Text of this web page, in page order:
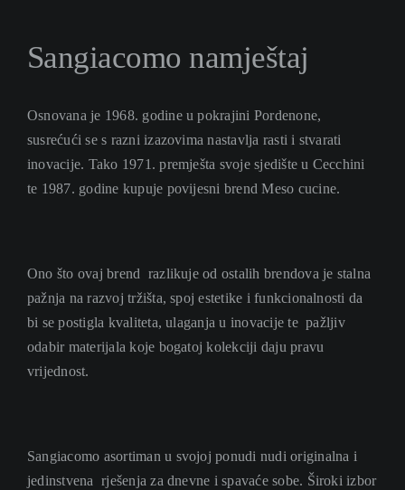
Sangiacomo namještaj
Osnovana je 1968. godine u pokrajini Pordenone,
susrećući se s razni izazovima nastavlja rasti i stvarati
inovacije. Tako 1971. premješta svoje sjedište u Cecchini
te 1987. godine kupuje povijesni brend Meso cucine.
Ono što ovaj brend razlikuje od ostalih brendova je stalna
pažnja na razvoj tržišta, spoj estetike i funkcionalnosti da
bi se postigla kvaliteta, ulaganja u inovacije te pažljiv
odabir materijala koje bogatoj kolekciji daju pravu
vrijednost.
Sangiacomo asortiman u svojoj ponudi nudi originalna i
jedinstvena rješenja za dnevne i spavaće sobe. Široki izbor